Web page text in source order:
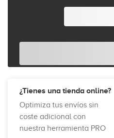
¿Tienes una tienda online?
Optimiza tus envíos sin
coste adicional con
nuestra herramienta PRO